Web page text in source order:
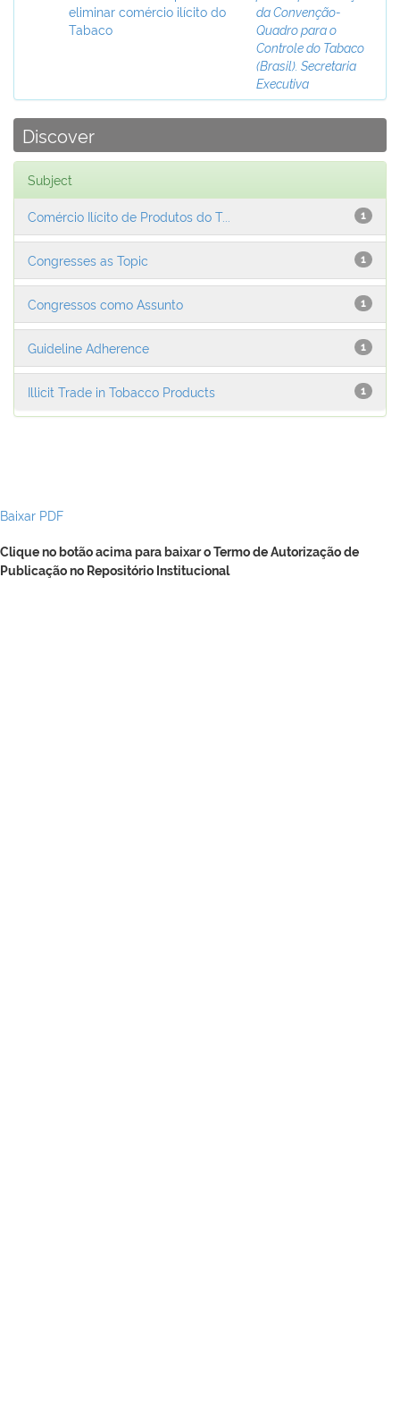
eliminar comércio ilícito do
Tabaco
da Convenção-
Quadro para o
Controle do Tabaco
(Brasil). Secretaria
Executiva
Discover
Subject
1
Comércio Ilícito de Produtos do T...
1
Congresses as Topic
1
Congressos como Assunto
1
Guideline Adherence
1
Illicit Trade in Tobacco Products
Baixar PDF
Clique no botão acima para baixar o Termo de Autorização de
Publicação no Repositório Institucional